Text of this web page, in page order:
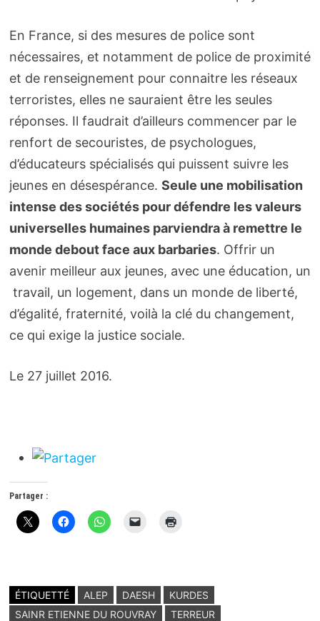
En France, si des mesures de police sont
nécessaires, et notamment de police de proximité
et de renseignement pour connaitre les réseaux
terroristes, elles ne sauraient être les seules
réponses. Il faudrait d’ailleurs commencer par le
renfort de secouristes, de psychologues,
d’éducateurs spécialisés qui puissent suivre les
jeunes en désespérance. Seule une mobilisation
intense des sociétés pour défendre les valeurs
universelles humaines parviendra à remettre le
monde debout face aux barbaries. Offrir un
avenir meilleur aux jeunes, avec une éducation, un
travail, un logement, dans un monde de liberté,
d’égalité, fraternité, voilà la clé du changement,
ce qui exige la justice sociale.
Le 27 juillet 2016.
Partager :
ÉTIQUETTÉ ALEP DAESH
KURDES
SAINR ETIENNE DU ROUVRAY
TERREUR